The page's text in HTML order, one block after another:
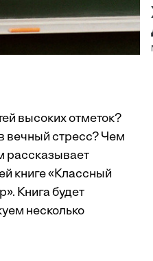
высоких отметок?
вечный стресс? Чем
рассказывает
книге «Классный
Книга будет
несколько